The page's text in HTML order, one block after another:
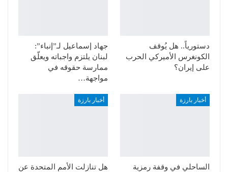
دستورياً.. هل يُوقف
الكونغرس الأميركي الحرب
على إيران؟
جهاد إسماعيل لـ”إنباء”:
لبنان يلتزم واجباته ويعلّق
ممارسة حقوقه في
مواجهة…
أخبار بارزة
الساحلي في وقفة رمزية
أخبار بارزة
هل تنازلت الأمم المتحدة عن